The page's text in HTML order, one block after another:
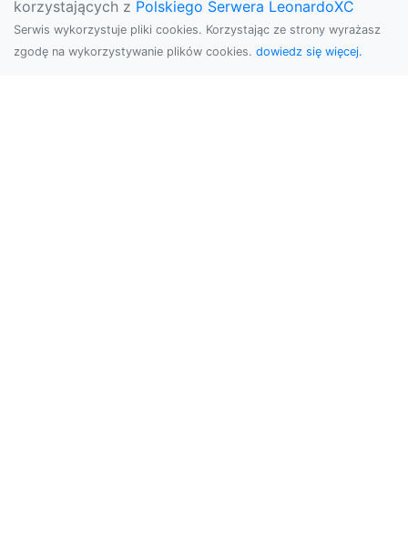
korzystających z Polskiego Serwera LeonardoXC
Serwis wykorzystuje pliki cookies. Korzystając ze strony wyrażasz
zgodę na wykorzystywanie plików cookies. dowiedz się więcej.